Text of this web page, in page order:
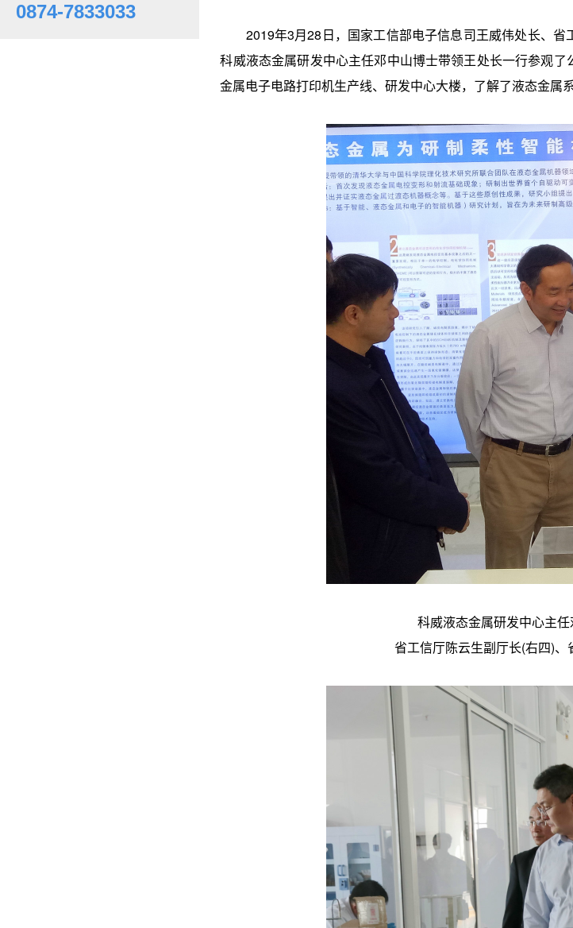
0874-7833033
2019年3月28日，国家工信部电子信息司王威伟处长、省
科威液态金属研发中心主任邓中山博士带领王处长一行参观
金属电子电路打印机生产线、研发中心大楼，了解了液态金属
科威液态金属研发中心主
省工信厅陈云生副厅长(右四)